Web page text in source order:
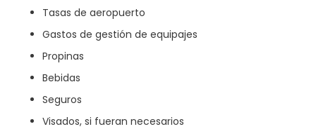
Tasas de aeropuerto
Gastos de gestión de equipajes
Propinas
Bebidas
Seguros
Visados, si fueran necesarios